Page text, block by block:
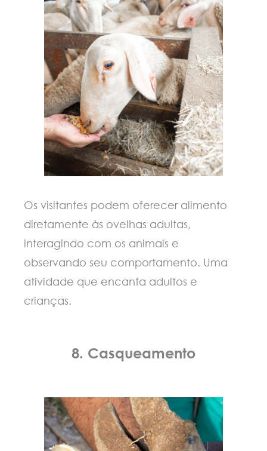
Os visitantes podem oferecer alimento
diretamente às ovelhas adultas,
interagindo com os animais e
observando seu comportamento. Uma
atividade que encanta adultos e
crianças.
8. Casqueamento